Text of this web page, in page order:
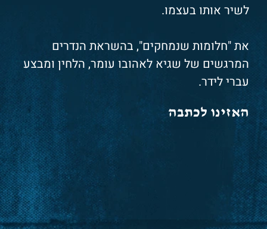
לשיר אותו בעצמו.
את "חלומות שנמחקים", בהשראת הנדרים
המרגשים של שגיא לאהובו עומר, הלחין ומבצע
עברי לידר.
האזינו לכתבה